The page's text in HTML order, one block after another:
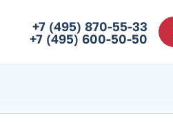
+7 (495) 870-55-33
+7 (495) 600-50-50